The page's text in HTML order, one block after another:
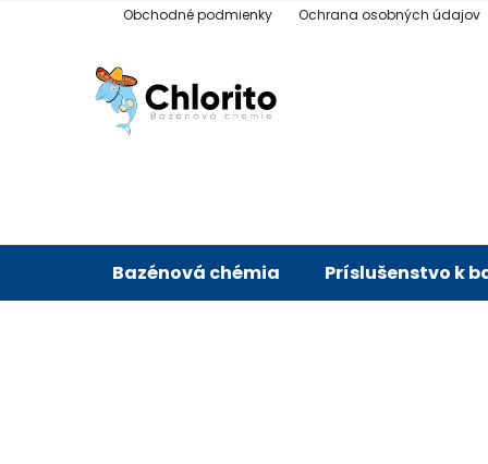
Obchodné podmienky Ochrana osobných údajov
Bazénová chémia Príslušenstvo k